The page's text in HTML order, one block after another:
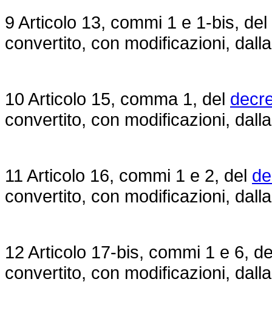
9 Articolo 13, commi 1 e 1-bis, del
convertito, con modificazioni,
10 Articolo 15, comma 1, del
convertito, con modificazioni,
11 Articolo 16, commi 1 e 2, del
convertito, con modificazioni,
12 Articolo 17-bis, commi 1 e 6,
convertito, con modificazioni,